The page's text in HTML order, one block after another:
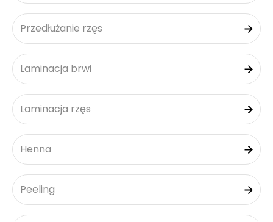
Przedłużanie rzęs
Laminacja brwi
Laminacja rzęs
Henna
Peeling